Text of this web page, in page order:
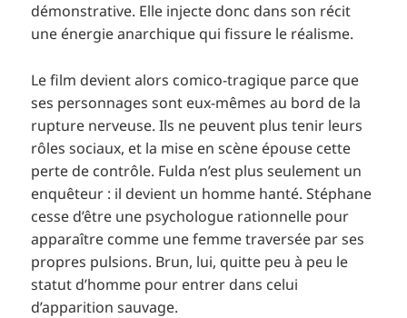
démonstrative. Elle injecte donc dans son récit
une énergie anarchique qui fissure le réalisme.
Le film devient alors comico-tragique parce que
ses personnages sont eux-mêmes au bord de la
rupture nerveuse. Ils ne peuvent plus tenir leurs
rôles sociaux, et la mise en scène épouse cette
perte de contrôle. Fulda n’est plus seulement un
enquêteur : il devient un homme hanté. Stéphane
cesse d’être une psychologue rationnelle pour
apparaître comme une femme traversée par ses
propres pulsions. Brun, lui, quitte peu à peu le
statut d’homme pour entrer dans celui
d’apparition sauvage.